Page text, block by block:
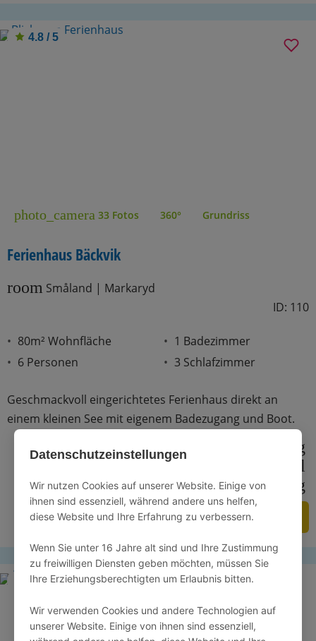
Datenschutzeinstellungen
Wir nutzen Cookies auf unserer Website. Einige von
ihnen sind essenziell, während andere uns helfen,
diese Website und Ihre Erfahrung zu verbessern.
Wenn Sie unter 16 Jahre alt sind und Ihre Zustimmung
zu freiwilligen Diensten geben möchten, müssen Sie
Ihre Erziehungsberechtigten um Erlaubnis bitten.
Wir verwenden Cookies und andere Technologien auf
unserer Website. Einige von ihnen sind essenziell,
4.8 / 5
photo_camera 33 Fotos 360° Grundriss
Ferienhaus Bäckvik
room Småland | Markaryd
ID: 110
80m² Wohnfläche
6 Personen
1 Badezimmer
3 Schlafzimmer
Geschmackvoll eingerichtetes Ferienhaus direkt an
einem kleinen See mit eigenem Badezugang und Boot.
dishwasher_gen
sailing
local_laundry_service
outdoor_grill
cottage sound_detection_dog_barking roofing
ZUM ANGEBOT
4.8 / 5